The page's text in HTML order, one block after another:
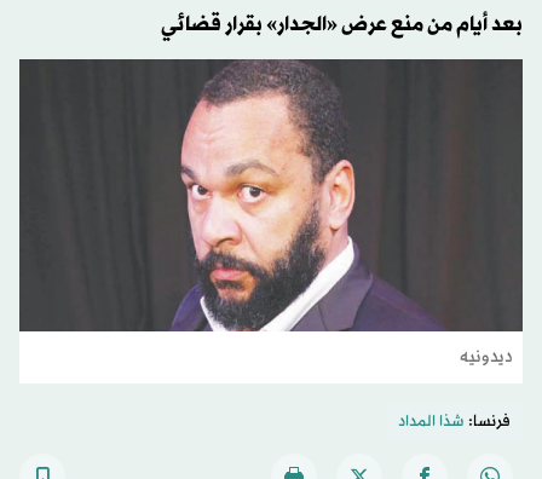
بعد أيام من منع عرض «الجدار» بقرار قضائي
ديدونيه
فرنسا: شذا المداد